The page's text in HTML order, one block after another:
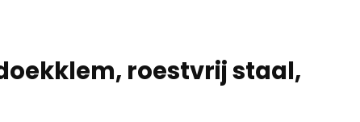
roestvrij staal,